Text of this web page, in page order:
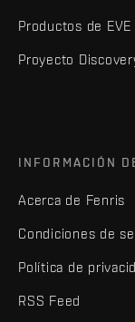
Productos de EVE
Proyecto
INFORMACIÓN
Acerca de Fenris
Condiciones de
Política de
RSS Feed